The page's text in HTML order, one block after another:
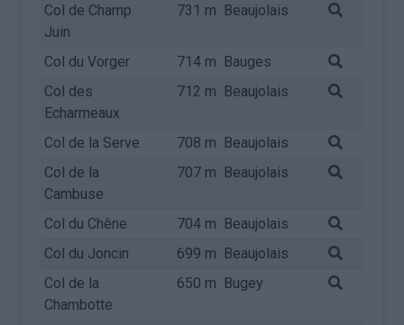
Col de Champ
Juin
731 m Beaujolais
Col du Vorger 714 m Bauges
Col des
Echarmeaux
712 m Beaujolais
Col de la Serve 708 m Beaujolais
Col de la
Cambuse
707 m Beaujolais
Col du Chêne 704 m Beaujolais
Col du Joncin
699 m Beaujolais
Col de la
Chambotte
650 m Bugey